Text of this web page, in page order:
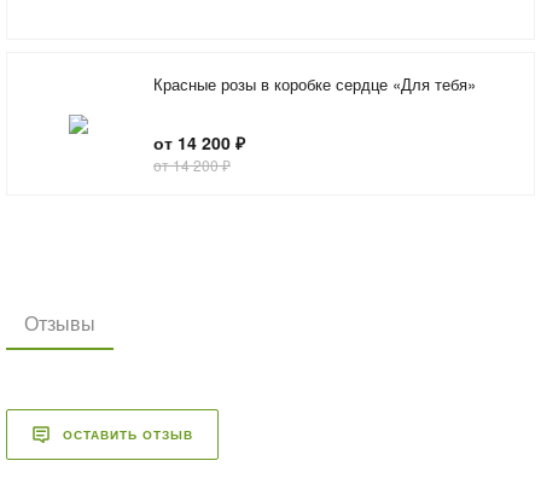
Красные розы в коробке сердце «Для тебя»
от 14 200 ₽
от 14 200 ₽
Отзывы
ОСТАВИТЬ ОТЗЫВ